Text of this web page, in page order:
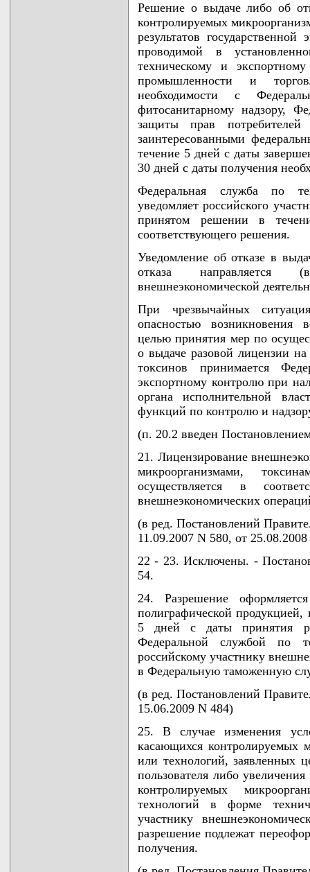
Решение о выдаче либо об
контролируемых
результатов
проводимой в
техническому и
промышленности и
необходимости с
фитосанитарному надзору,
защиты прав
заинтересованными
течение 5 дней с даты
30 дней с даты получения
Федеральная служба по
уведомляет российского
принятом решении в
соответствующего решения.
Уведомление об отказе в
отказа направляется
внешнеэкономической
При чрезвычайных
опасностью возникновения
целью принятия мер по
о выдаче разовой лицензии
токсинов принимается
экспортному контролю при
органа исполнительной
функций по контролю и
(п. 20.2 введен
21. Лицензирование
микроорганизмами,
осуществляется в
внешнеэкономических
(в ред. Постановлений
11.09.2007 N 580, от
22 - 23. Исключены. -
54.
24. Разрешение
полиграфической
5 дней с даты принятия
Федеральной службой по
российскому участнику
в Федеральную таможенную
(в ред. Постановлений
15.06.2009 N 484)
25. В случае изменения
касающихся контролируемых
или технологий, заявленных
пользователя либо
контролируемых
технологий в форме
участнику
разрешение подлежат
получения.